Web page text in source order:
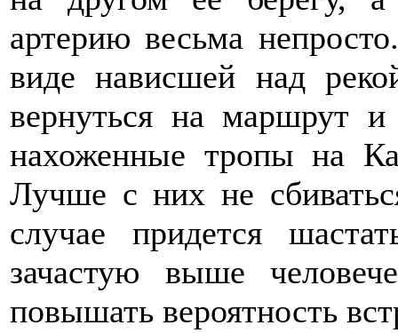
артерию весьма
виде нависшей над
вернуться на маршрут
нахоженные тропы на
Лучше с них не
случае придется
зачастую выше
повышать вероятность